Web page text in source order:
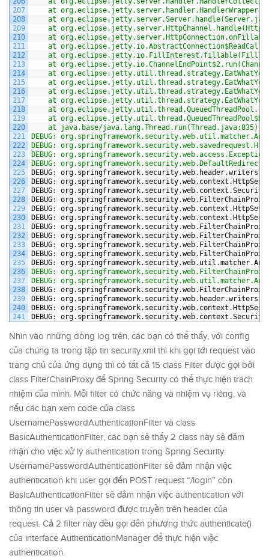
207
208
209
210
211
212
213
214
215
216
217
218
219
220
221
222
223
224
225
226
227
228
229
230
231
232
233
234
235
236
237
238
239
240
241
at
at
at
at
at
at
at
at
at
at
at
at
at
	at java.base/java.lang.Thread.run(Thread.java:835)
DEBUG:
DEBUG:
DEBUG:
DEBUG:
DEBUG: org. springframework. security.web. header.writers
DEBUG: org. springframework. security.web. context .
DEBUG: org. springframework. security.web. context .
DEBUG: org. springframework. security.web. FilterChainProxy
DEBUG: org. springframework. security.web. context .
DEBUG: org. springframework. security.web. context .
DEBUG: org. springframework. security.web. FilterChainProxy
DEBUG: org. springframework. security.web. FilterChainProxy
DEBUG: org. springframework. security.web. FilterChainProxy
DEBUG: org. springframework. security.web. FilterChainProxy
DEBUG: org. springframework. security.web. util .matcher.
DEBUG:
DEBUG:
DEBUG: org. springframework. security.web. FilterChainProxy
DEBUG: org. springframework. security.web. header.writers
DEBUG: org. springframework. security.web. context .
DEBUG: org. springframework. security.web. context .
Nhìn vào những dòng log trên, các bạn có thể thấy, với config
của chúng ta trong tập tin security.xml thì khi gọi tới request vào
trang chủ của ứng dụng thì có tất cả 15 class Filter được gọi bởi
class FilterChainProxy để Spring Security có thể thực hiện trách
nhiệm của mình. Mỗi filter có chức năng và nhiệm vụ riêng, và
nếu các bạn xem code của class
UsernamePasswordAuthenticationFilter và class
BasicAuthenticationFilter, các bạn sẽ thấy 2 class này sẽ đảm
nhận cho việc xử lý authentication trong Spring Security.
UsernamePasswordAuthenticationFilter sẽ đảm nhận việc
authentication khi user gọi đến POST request “/login” còn
BasicAuthenticationFilter sẽ đảm nhận việc authentication với
thông tin user và password được truyền trên header của
request. Cả 2 filter này đều gọi đến phương thức authenticate()
của interface AuthenticationManager để thực hiện việc
authentication.